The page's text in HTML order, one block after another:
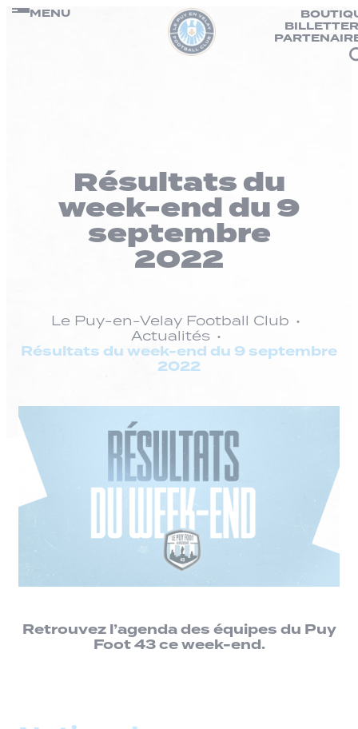
Passer
MENU
Résultats du
week-end du 9
septembre
2022
Le Puy-en-Velay Football Club
Actualités
Résultats du week-end du 9 septembre
2022
Retrouvez l’agenda des équipes du Puy
Foot 43 ce week-end.
Panneau de gestion des cookies